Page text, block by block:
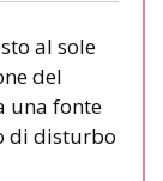
al sole
del
una fonte
di disturbo